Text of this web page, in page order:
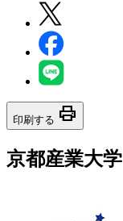
印刷する print
京都産業大学